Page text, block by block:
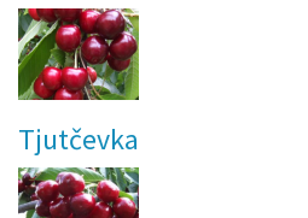
Tjutčevka